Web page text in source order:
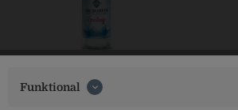
Funktional